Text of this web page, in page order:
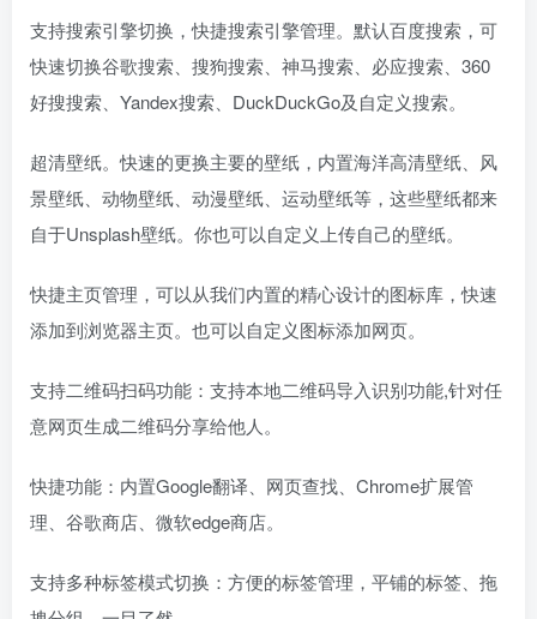
支持搜索引擎切换，快捷搜索引擎管理。默认百度搜索，可
快速切换谷歌搜索、搜狗搜索、神马搜索、必应搜索、360
好搜搜索、Yandex搜索、DuckDuckGo及自定义搜索。
超清壁纸。快速的更换主要的壁纸，内置海洋高清壁纸、风
景壁纸、动物壁纸、动漫壁纸、运动壁纸等，这些壁纸都来
自于Unsplash壁纸。你也可以自定义上传自己的壁纸。
快捷主页管理，可以从我们内置的精心设计的图标库，快速
添加到浏览器主页。也可以自定义图标添加网页。
支持二维码扫码功能：支持本地二维码导入识别功能,针对任
意网页生成二维码分享给他人。
快捷功能：内置Google翻译、网页查找、Chrome扩展管
理、谷歌商店、微软edge商店。
支持多种标签模式切换：方便的标签管理，平铺的标签、拖